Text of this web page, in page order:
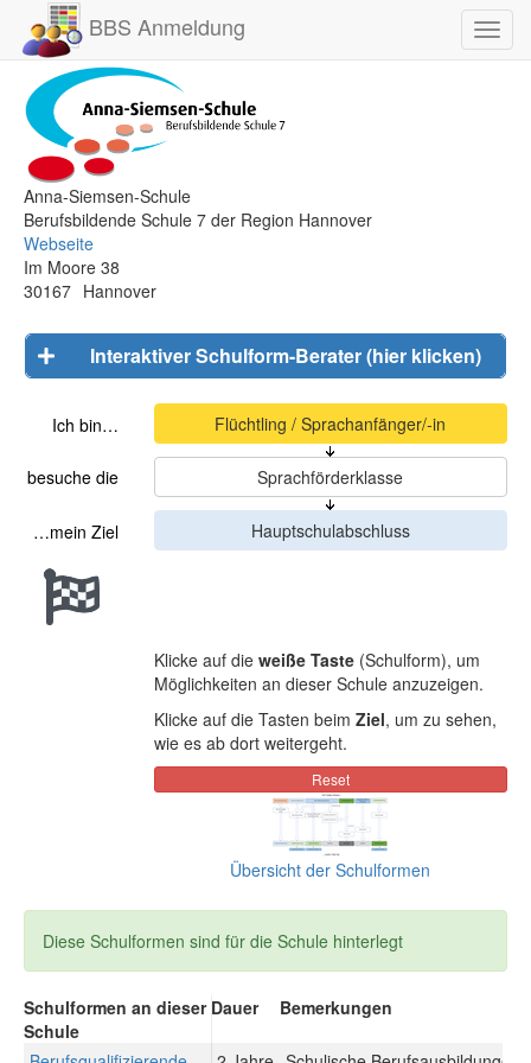
BBS Anmeldung
Anna-Siemsen-Schule
Berufsbildende Schule 7 der Region Hannover
Webseite
Im Moore 38
30167 Hannover
Interaktiver Schulform-Berater (hier klicken)
Ich bin…
besuche die
…mein Ziel
Klicke auf die weiße Taste(Schulform), um
Möglichkeiten an dieser Schule anzuzeigen.
Klicke auf die Tasten beim Ziel, um zu sehen,
wie es ab dort weitergeht.
Übersicht der Schulformen
Diese Schulformen sind für die Schule hinterlegt
Schulformen an dieser
Schule
Dauer Bemerkungen